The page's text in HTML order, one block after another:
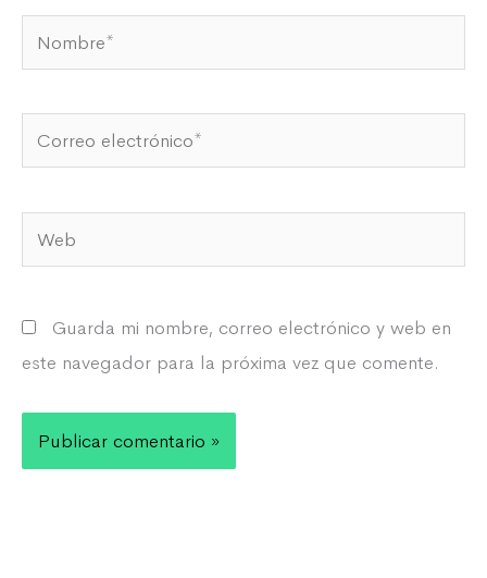
Nombre*
Correo
electrónico*
Web
Guarda mi nombre, correo electrónico y web en
este navegador para la próxima vez que comente.